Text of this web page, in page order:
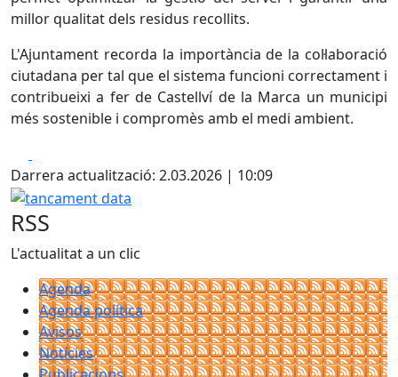
millor qualitat dels residus recollits.
L'Ajuntament recorda la importància de la col·laboració
ciutadana per tal que el sistema funcioni correctament i
contribueixi a fer de Castellví de la Marca un municipi
més sostenible i compromès amb el medi ambient.
Darrera actualització: 2.03.2026 | 10:09
tancament data
RSS
L'actualitat a un clic
Agenda
Agenda política
Avisos
Notícies